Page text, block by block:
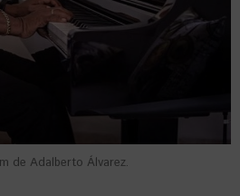
de Adalberto Álvarez.